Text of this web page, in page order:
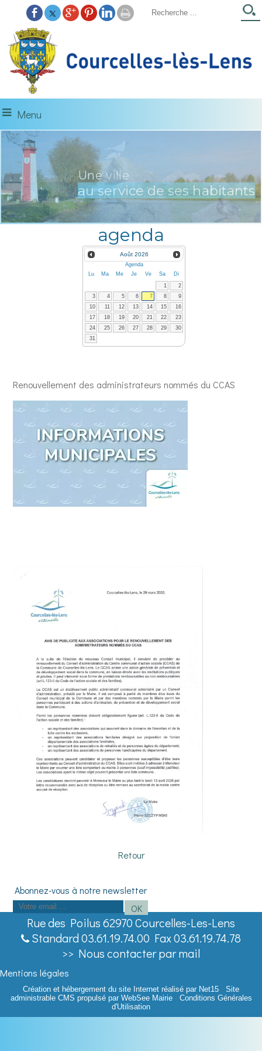
Menu
à découvrir...
La Gare d'Eau
Une ville
au service de ses habitants
agenda
Août 2026
Agenda
Lu
Ma Me Je Ve Sa
Di
1
2
3
4 5 6 7 8
9
10
11 12 13 14 15
16
17
18 19 20 21 22
23
24
25 26 27 28 29
30
31
Renouvellement des administrateurs nommés du CCAS
Retour
votre
adresse
email
(obligatoire)
OK
Rue des Poilus 62970 Courcelles-Les-Lens
Standard 03.61.19.74.00 Fax 03.61.19.74.78
>> Nous contacter par mail
Mentions légales
Création et hébergement du site Internet réalisé par Net15 - Site
administrable CMS propulsé par WebSee Mairie- Conditions Générales
d'Utilisation